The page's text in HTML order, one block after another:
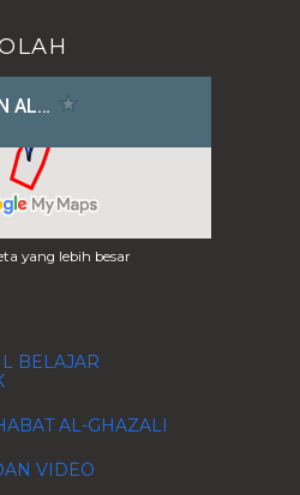
yang lebih besar
BELAJAR
AL-GHAZALI
VIDEO